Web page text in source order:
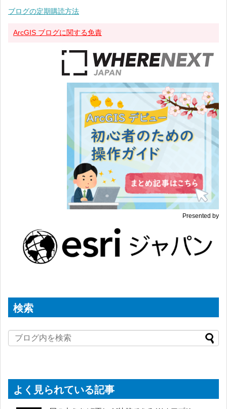
ブログの定期購読方法
ArcGIS ブログに関する免責
Presented by
検索
よく見られている記事